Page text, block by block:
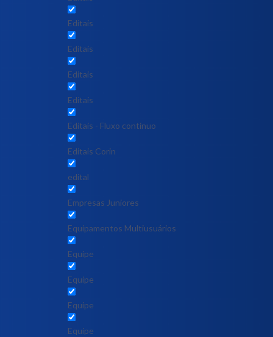
Editais
Editais
Editais
Editais
Editais - Fluxo contínuo
Editais Corin
edital
Empresas Juniores
Equipamentos Multiusuários
Equipe
Equipe
Equipe
Equipe